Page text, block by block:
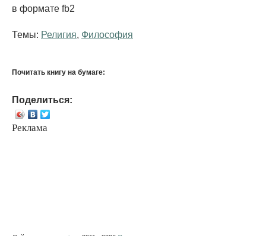
в формате fb2
Темы: Религия Философия
Почитать книгу на бумаге:
Поделиться:
Реклама